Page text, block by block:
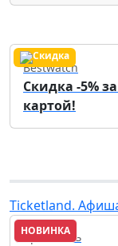
Bestwatch
Скидка -5%
картой!
Ticketland.
НОВИНКА
Ярославль